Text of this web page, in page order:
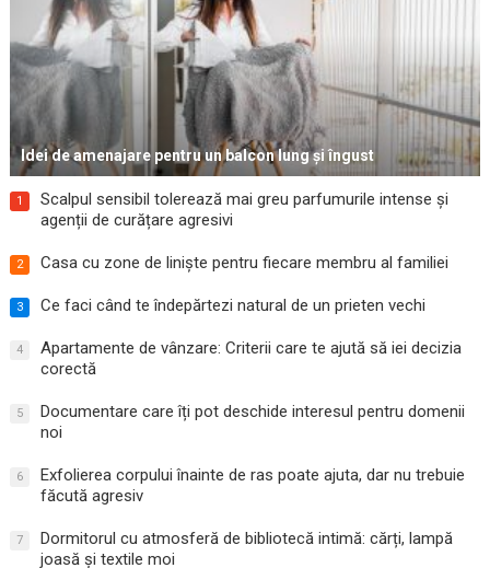
Idei de amenajare pentru un balcon lung și îngust
1
Scalpul sensibil tolerează mai greu parfumurile intense și
agenții de curățare agresivi
2 Casa cu zone de liniște pentru fiecare membru al familiei
3 Ce faci când te îndepărtezi natural de un prieten vechi
4
Apartamente de vânzare: Criterii care te ajută să iei decizia
corectă
5
Documentare care îți pot deschide interesul pentru domenii
noi
6
Exfolierea corpului înainte de ras poate ajuta, dar nu trebuie
făcută agresiv
7
Dormitorul cu atmosferă de bibliotecă intimă: cărți, lampă
joasă și textile moi